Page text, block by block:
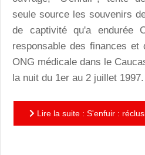
seule source les souvenirs
de captivité qu'a endurée
responsable des finances et
ONG médicale dans le
la nuit du 1er au 2 juillet 1997.
Lire la suite : S'enfuir :